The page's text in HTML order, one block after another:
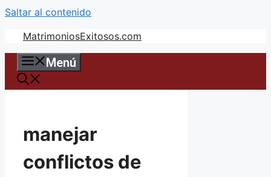
Saltar al contenido
MatrimoniosExitosos.com
Menú
manejar
conflictos de